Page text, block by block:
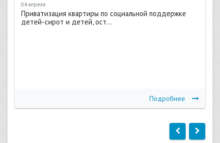
04 апреля
Приватизация квартиры по социальной поддержке
детей-сирот и детей, ост...
Подробнее